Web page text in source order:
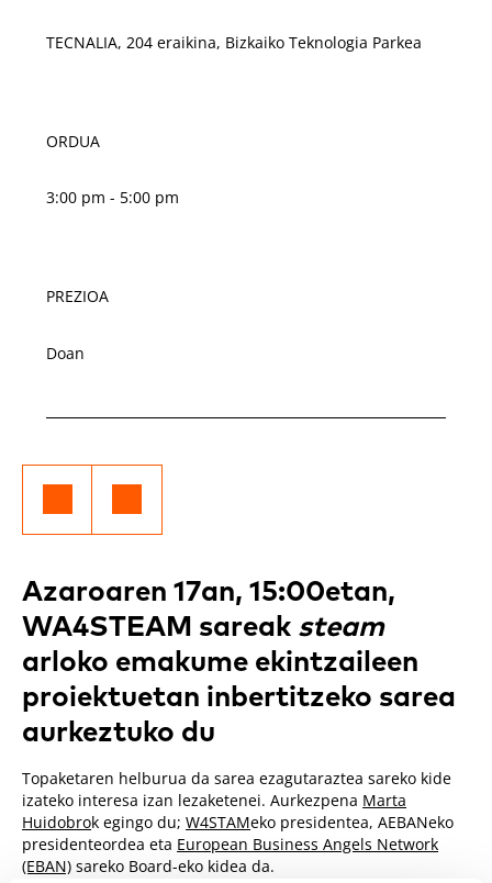
TECNALIA, 204 eraikina, Bizkaiko Teknologia Parkea
ORDUA
3:00 pm - 5:00 pm
PREZIOA
Doan
Azaroaren 17an, 15:00etan,
WA4STEAM sareak steam
arloko emakume ekintzaileen
proiektuetan inbertitzeko sarea
aurkeztuko du
Topaketaren helburua da sarea ezagutaraztea sareko kide
izateko interesa izan lezaketenei. Aurkezpena Marta
Huidobrok egingo du;W4STAMeko presidentea, AEBANeko
presidenteordea eta European Business Angels Network
(EBAN) sareko Board-eko kidea da.